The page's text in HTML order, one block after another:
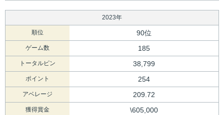
2023年
順位 90位
ゲーム数 185
トータルピン 38,799
ポイント 254
アベレージ 209.72
獲得賞金 \605,000